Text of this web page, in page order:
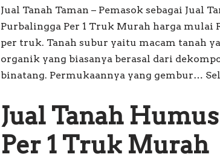
Jual Tanah Taman – Pemasok sebagai Jual
Purbalingga Per 1 Truk Murah harga mulai
per truk. Tanah subur yaitu macam tanah
organik yang biasanya berasal dari
binatang. Permukaannya yang gembur…
Jual Tanah
Per 1 Truk Murah